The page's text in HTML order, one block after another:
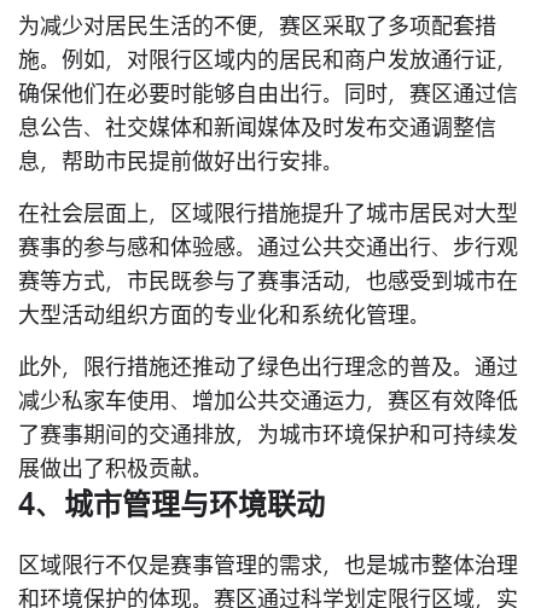
为减少对居民生活的不便，赛区采取了多项配套措
施。例如，对限行区域内的居民和商户发放通行证，
确保他们在必要时能够自由出行。同时，赛区通过信
息公告、社交媒体和新闻媒体及时发布交通调整信
息，帮助市民提前做好出行安排。
在社会层面上，区域限行措施提升了城市居民对大型
赛事的参与感和体验感。通过公共交通出行、步行观
赛等方式，市民既参与了赛事活动，也感受到城市在
大型活动组织方面的专业化和系统化管理。
此外，限行措施还推动了绿色出行理念的普及。通过
减少私家车使用、增加公共交通运力，赛区有效降低
了赛事期间的交通排放，为城市环境保护和可持续发
展做出了积极贡献。
4、城市管理与环境联动
区域限行不仅是赛事管理的需求，也是城市整体治理
和环境保护的体现。赛区通过科学划定限行区域，实